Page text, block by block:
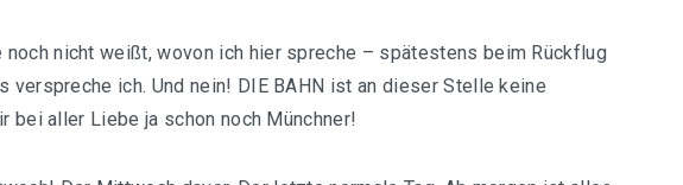
noch nicht weißt, wovon ich hier spreche – spätestens beim Rückflug
ich. Und nein! DIE BAHN ist an dieser Stelle keine
bei aller Liebe ja schon noch Münchner!